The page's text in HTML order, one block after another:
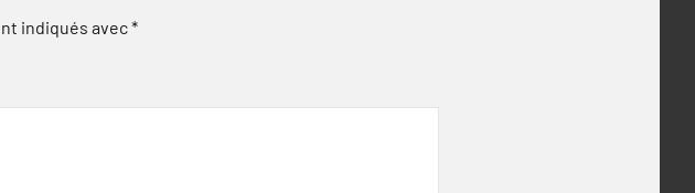
indiqués avec*